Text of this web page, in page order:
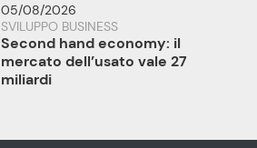
05/08/2026
SVILUPPO BUSINESS
Second hand economy: il
mercato dell’usato vale 27
miliardi